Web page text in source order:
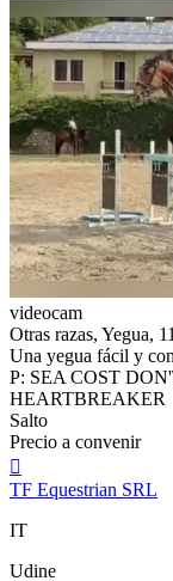
videocam
Otras razas, Yegua,
Una yegua fácil y
P: SEA COST
HEARTBREAKER
Salto
Precio a convenir

TF Equestrian SRL
IT
Udine